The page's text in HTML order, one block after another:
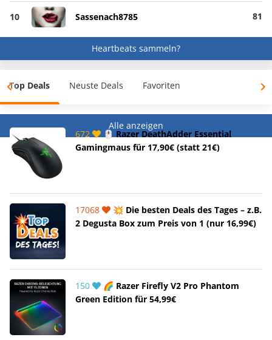
10 Sassenach8785 81
Heartbeats sammeln?
Top Deals Neuste Deals Favoriten
Alle anzeigen
672
🖱️ Razer DeathAdder Essential
Gamingmaus für 17,90€ (statt 21€)
17068
💥 Die besten Deals des Tages – z.B.
2 Degusta Box zum Preis von 1 (nur 16,99€)
150
🌈 Razer Firefly V2 Pro Phantom
Green Edition für 54,99€